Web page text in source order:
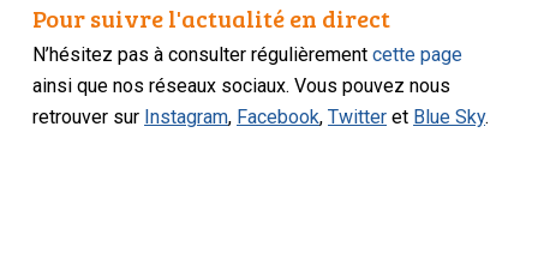
Pour suivre l'actualité en direct
N’hésitez pas à consulter régulièrementcette page
ainsi que nos réseaux sociaux. Vous pouvez nous
retrouver sur Instagram, Facebook,Twitter et Blue Sky.